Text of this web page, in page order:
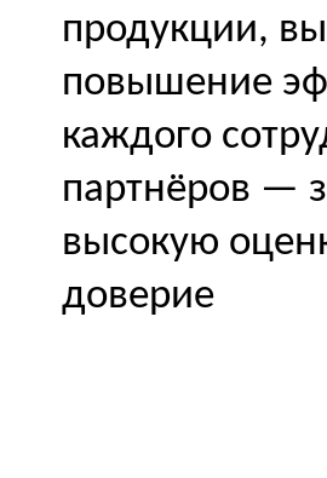
продукции,
повышение
каждого
партнёров —
высокую
доверие